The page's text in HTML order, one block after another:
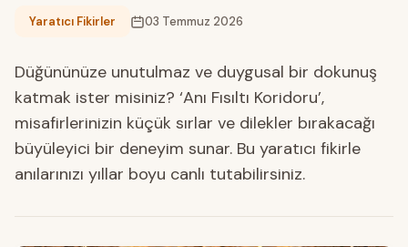
Kategori:
Yaratıcı Fikirler 03 Temmuz 2026
Düğününüze unutulmaz ve duygusal bir dokunuş
katmak ister misiniz? ‘Anı Fısıltı Koridoru’,
misafirlerinizin küçük sırlar ve dilekler bırakacağı
büyüleyici bir deneyim sunar. Bu yaratıcı fikirle
anılarınızı yıllar boyu canlı tutabilirsiniz.